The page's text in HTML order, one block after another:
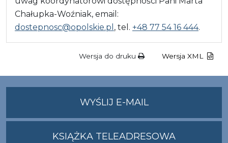
Chałupka-Woźniak, email:
dostepnosc@opolskie.pl , tel. +48 77 54 16 444.
Wersja do druku Wersja XML
WYŚLIJ E-MAILNA
ADRES
KSIĄŻKA TELEADRESOWA